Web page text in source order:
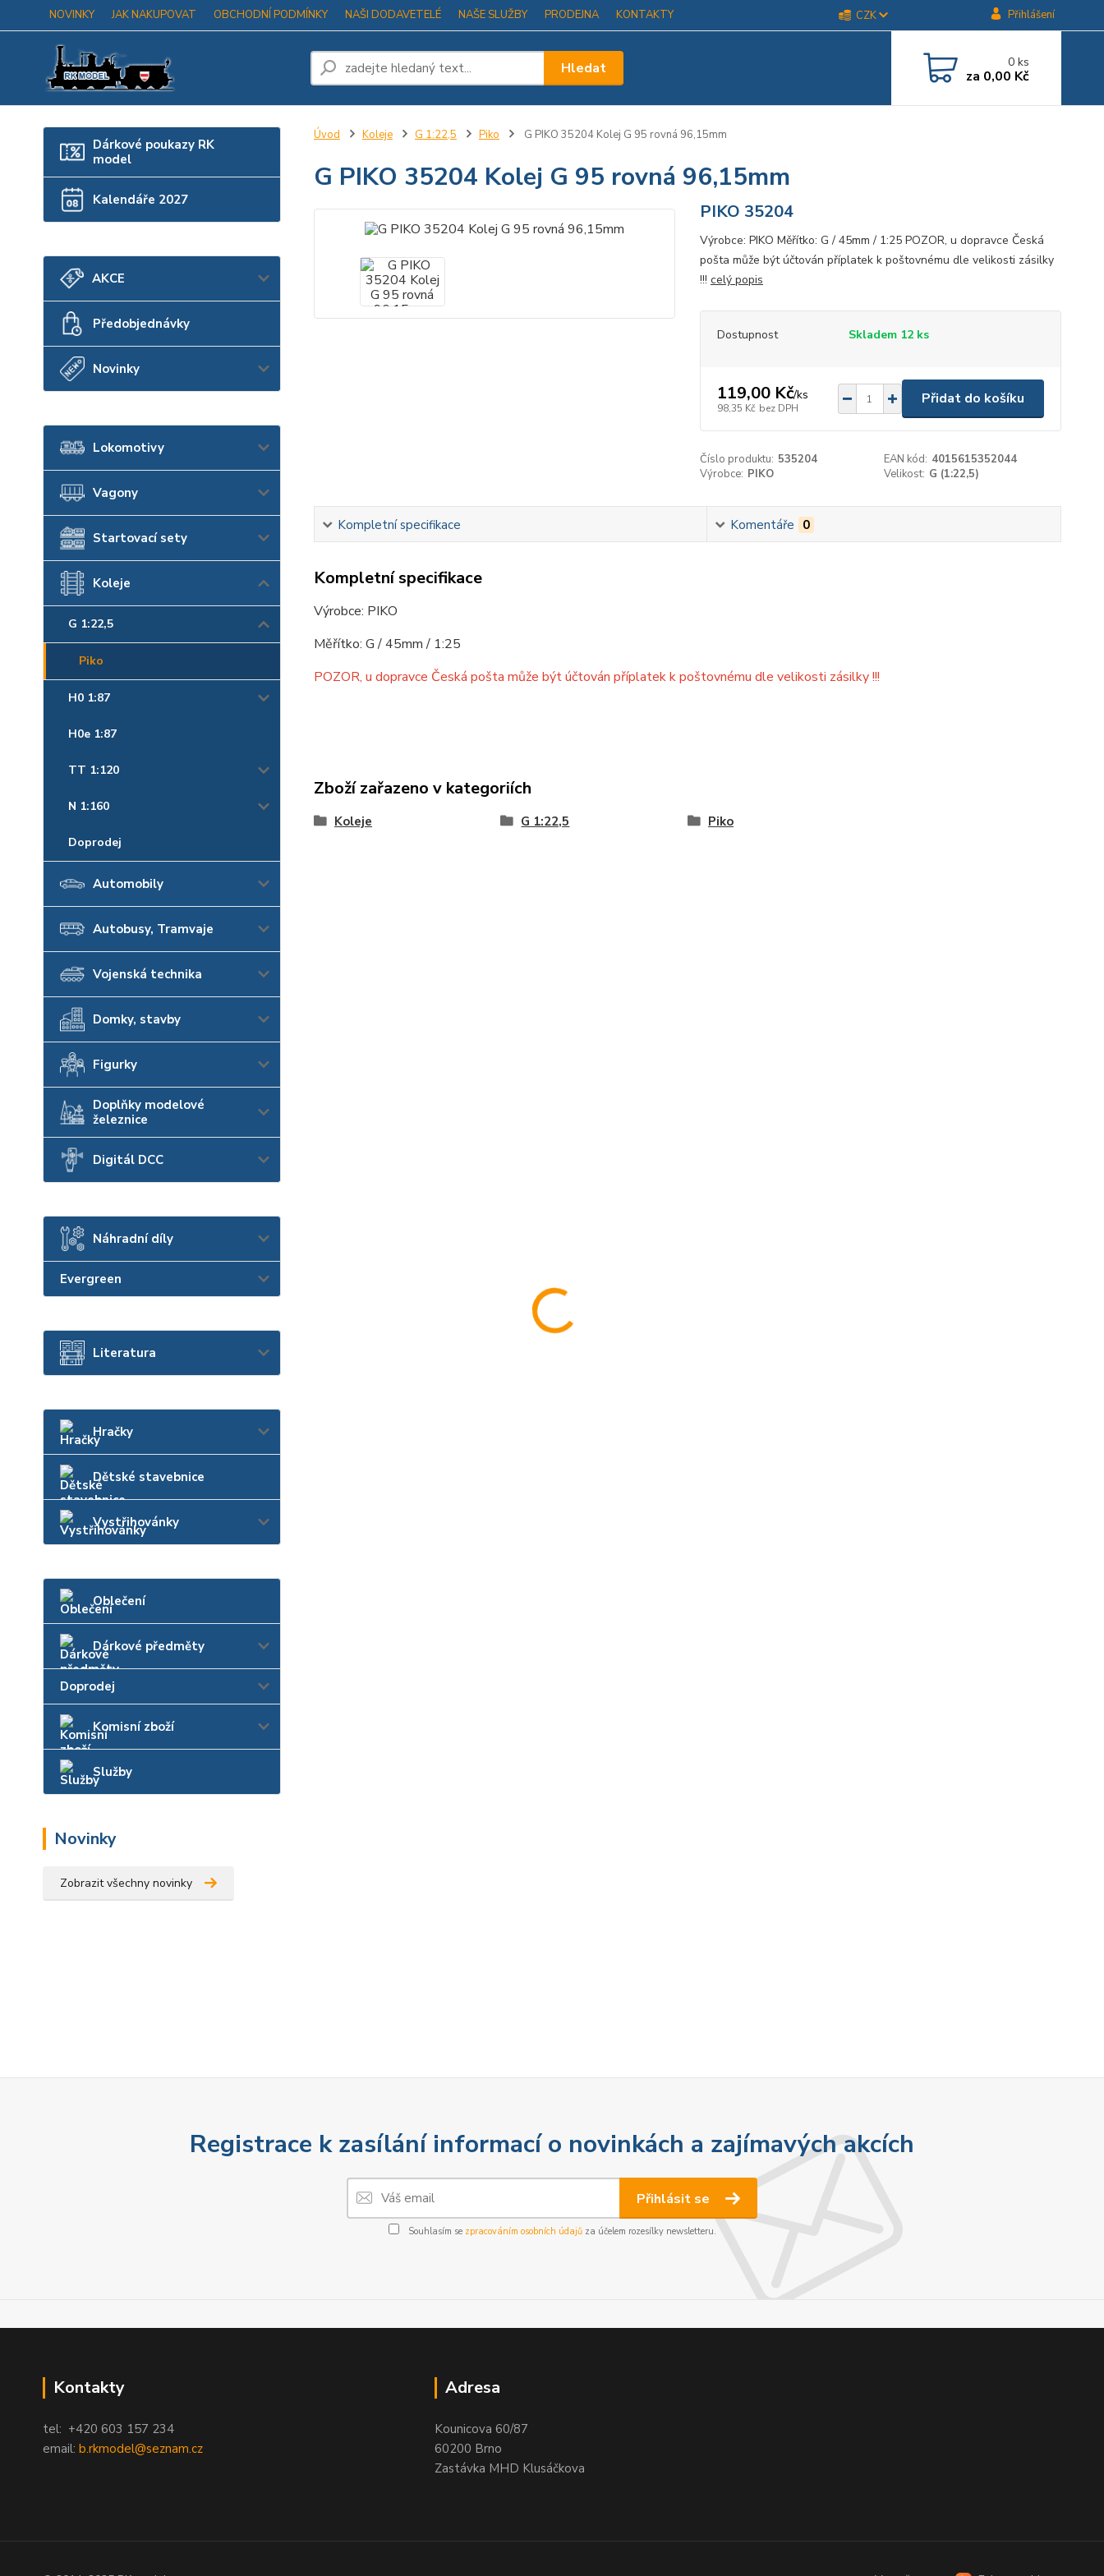
NOVINKY JAK NAKUPOVAT OBCHODNÍ PODMÍNKY NAŠI DODAVETELÉ NAŠE SLUŽBY PRODEJNA KONTAKTY CZK Přihlášení
Hledat 0ks
za 0,00 Kč
Dárkové poukazy RK
model
Kalendáře 2027
AKCE
Předobjednávky
Novinky
Lokomotivy
Vagony
Startovací sety
Koleje
G 1:22,5
Piko
H0 1:87
H0e 1:87
TT 1:120
N 1:160
Doprodej
Automobily
Autobusy, Tramvaje
Vojenská technika
Domky, stavby
Figurky
Doplňky modelové
železnice
Digitál DCC
Náhradní díly
Evergreen
Literatura
Hračky
Dětské stavebnice
Vystřihovánky
Oblečení
Dárkové předměty
Doprodej
Komisní zboží
Služby
Novinky
Zobrazit všechny novinky
Úvod Koleje G 1:22,5 Piko G PIKO 35204 Kolej G 95 rovná 96,15mm
G PIKO 35204 Kolej G 95 rovná 96,15mm
PIKO 35204
Výrobce: PIKO Měřítko: G / 45mm / 1:25 POZOR, u dopravce Česká
pošta může být účtován příplatek k poštovnému dle velikosti zásilky
!!! celý popis
Dostupnost Skladem 12 ks
119,00 Kč/ks
98,35 Kč bez DPH
Přidat do košíku
Číslo produktu: 535204 EAN kód: 4015615352044
Výrobce: PIKO Velikost: G (1:22,5)
Kompletní specifikace Komentáře 0
Kompletní specifikace
Výrobce: PIKO
Měřítko: G / 45mm / 1:25
POZOR, u dopravce Česká pošta může být účtován příplatek k poštovnému dle velikosti zásilky !!!
Zboží zařazeno v kategoriích
Koleje G 1:22,5 Piko
Registrace k zasílání informací o novinkách a zajímavých akcích
Přihlásit se
Souhlasím se zpracováním osobních údajůza účelem rozesílky newsletteru.
Kontakty
tel: +420 603 157 234
email: b.rkmodel@seznam.cz
Adresa
Kounicova 60/87
60200 Brno
Zastávka MHD Klusáčkova